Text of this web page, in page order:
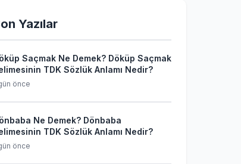
Yazılar
Saçmak Ne Demek? Döküp Saçmak
TDK Sözlük Anlamı Nedir?
önce
Ne Demek? Dönbaba
TDK Sözlük Anlamı Nedir?
önce